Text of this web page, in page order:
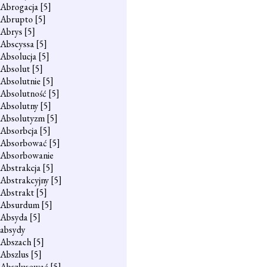
Abrogacja[5]
Abrupto [5]
Abrys [5]
Abscyssa[5]
Absolucja[5]
Absolut[5]
Absolutnie [5]
Absolutność [5]
Absolutny[5]
Absolutyzm[5]
Absorbcja[5]
Absorbować [5]
Absorbowanie
Abstrakcja[5]
Abstrakcyjny[5]
Abstrakt[5]
Absurdum[5]
Absyda[5]
absydy
Abszach[5]
Abszlus [5]